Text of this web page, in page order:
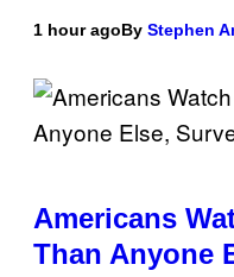
1 hour agoBy Stephen
Americans
Than Anyone